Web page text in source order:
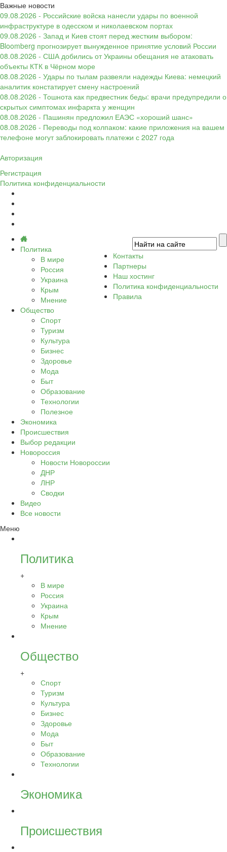
Важные новости
09.08.2026 - Российские войска нанесли удары по военной
инфраструктуре в одесском и николаевском портах
09.08.2026 - Запад и Киев стоят перед жестким выбором:
Bloomberg прогнозирует вынужденное принятие условий России
08.08.2026 - США добились от Украины обещания не атаковать
объекты КТК в Чёрном море
08.08.2026 - Удары по тылам развеяли надежды Киева: немецкий
аналитик констатирует смену настроений
08.08.2026 - Тошнота как предвестник беды: врачи предупредили о
скрытых симптомах инфаркта у женщин
08.08.2026 - Пашинян предложил ЕАЭС «хороший шанс»
08.08.2026 - Переводы под колпаком: какие приложения на вашем
телефоне могут заблокировать платежи с 2027 года
Авторизация
Регистрация
Политика конфиденциальности
Политика
В мире
Россия
Украина
Крым
Мнение
Общество
Спорт
Туризм
Культура
Бизнес
Здоровье
Мода
Быт
Образование
Технологии
Полезное
Экономика
Происшествия
Выбор редакции
Новороссия
Новости Новороссии
ДНР
ЛНР
Сводки
Видео
Все новости
Меню
Политика
+
В мире
Россия
Украина
Крым
Мнение
Общество
+
Спорт
Туризм
Культура
Бизнес
Здоровье
Мода
Быт
Образование
Технологии
Экономика
Происшествия
Контакты
Партнеры
Наш хостинг
Политика конфиденциальности
Правила